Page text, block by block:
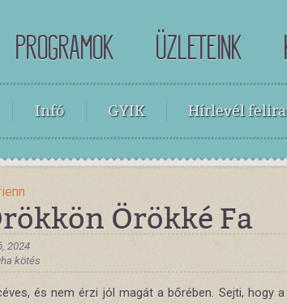
PROGRAMOK ÜZLETEINK
Infó GYIK Hírlevél
Örökké Fa
2024
kötés
és nem érzi jól magát a bőrében. Sejti, hogy